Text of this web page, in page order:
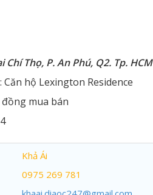
Chí Thọ, P. An Phú, Q2. Tp. HCM
Căn hộ Lexington Residence
mua bán
Khả Ái
0975 269 781